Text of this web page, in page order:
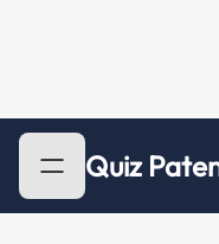
Quiz